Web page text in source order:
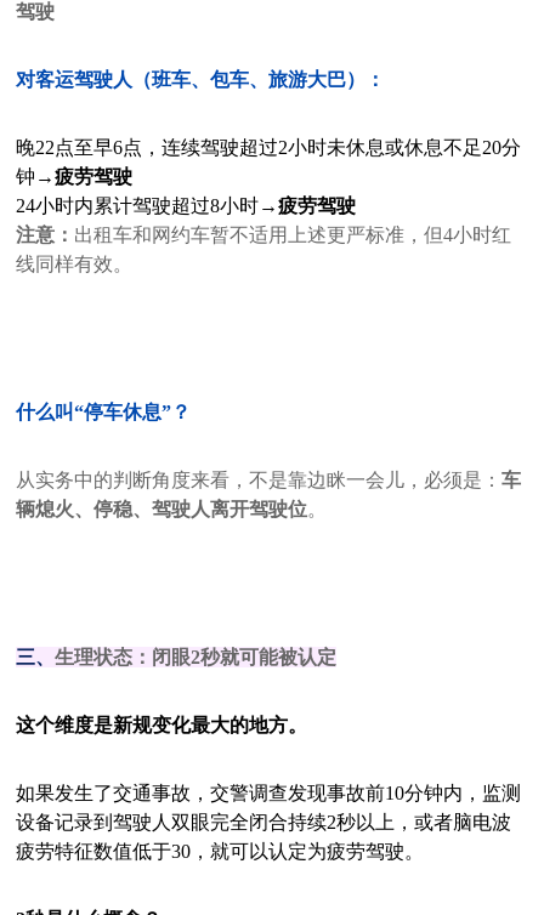
驾驶
对客运驾驶人（班车、包车、旅游大巴）：
晚22点至早6点，连续驾驶超过2小时未休息或休息不足20分
钟→疲劳驾驶
24小时内累计驾驶超过8小时→疲劳驾驶
注意： 出租车和网约车暂不适用上述更严标准，但4小时红
线同样有效。
什么叫“停车休息”？
从实务中的判断角度来看，不是靠边眯一会儿，必须是：车
辆熄火、停稳、驾驶人离开驾驶位。
三、生理状态：闭眼2秒就可能被认定
这个维度是新规变化最大的地方。
如果发生了交通事故，交警调查发现事故前10分钟内，监测
设备记录到驾驶人双眼完全闭合持续2秒以上，或者脑电波
疲劳特征数值低于30，就可以认定为疲劳驾驶。